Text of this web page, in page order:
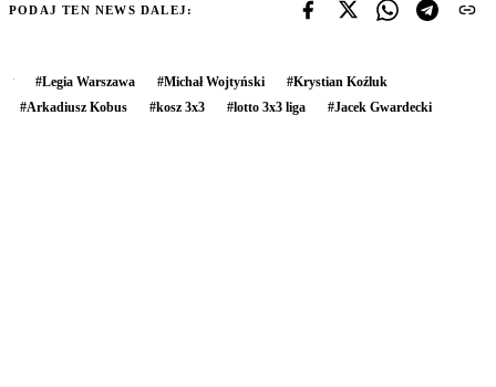
PODAJ TEN NEWS DALEJ:
#Legia Warszawa #Michał Wojtyński #Krystian Koźluk
#Arkadiusz Kobus #kosz 3x3 #lotto 3x3 liga #Jacek Gwardecki